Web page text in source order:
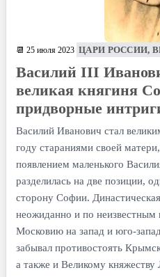
📆 25 июля 2023 ЦАРИ РОССИИ,
Василий III
великая княгиня
придворные
Василий Иванович стал
году стараниями своей
появлением маленького
разделилась на две позиции,
сторону Софии.
неожиданно и по
Московию на запад и юго-
забывал противостоять
а также и Великому княжеству